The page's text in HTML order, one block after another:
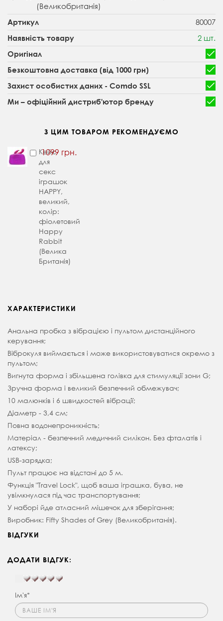
(Великобританія)
Артикул 80007
Наявність товару 2 шт.
Оригінал
Безкоштовна доставка (від 1000 грн)
Захист особистих даних - Comdo SSL
Ми – офіційний дистриб'ютор бренду
З ЦИМ ТОВАРОМ РЕКОМЕНДУЄМО
Кейс
для
секс
іграшок
HAPPY,
великий,
колір:
фіолетовий
Happy
Rabbit
(Велика
Британія)
1099 грн.
ХАРАКТЕРИСТИКИ
Анальна пробка з вібрацією і пультом дистанційного
керування;
Віброкуля виймається і може використовуватися окремо з
пультом;
Вигнута форма і збільшена голівка для стимуляції зони G;
Зручна форма і великий безпечний обмежувач;
10 малюнків і 6 швидкостей вібрації;
Діаметр - 3,4 см;
Повна водонепроникність;
Матеріал - безпечний медичний силікон. Без фталатів і
латексу;
USB-зарядка;
Пульт працює на відстані до 5 м.
Функція "Travel Lock", щоб ваша іграшка, бува, не
увімкнулася під час транспортування;
У наборі йде атласний мішечок для зберігання;
Виробник: Fifty Shades of Grey (Великобританія).
ВІДГУКИ
ДОДАТИ ВІДГУК:
Ім'я*